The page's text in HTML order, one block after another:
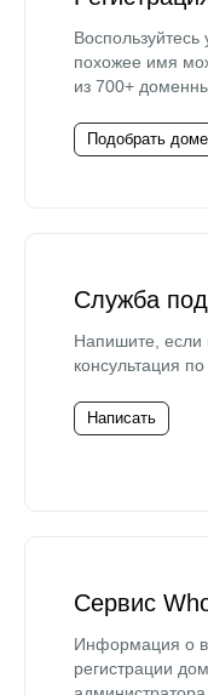
похожее имя
из 700+
Подобрать
Служба
Напишите,
консультация по
Написать
Сервис
Информация о
регистрации